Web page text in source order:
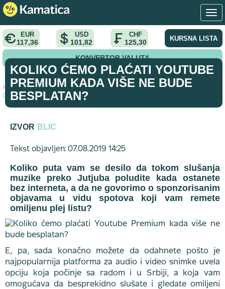
EUR
117,36
USD
101,82
CHF
125,30 KURSNA LISTA
KONVERTOR VALUTA
Početna > vest >
Koliko ćemo plaćati Youtube Premium kada više ne
bude besplatan?
KOLIKO ĆEMO PLAĆATI YOUTUBE
PREMIUM KADA VIŠE NE BUDE
BESPLATAN?
IZVOR BLIC
Tekst objavljen: 07.08.2019 14:25
Koliko puta vam se desilo da tokom slušanja
muzike preko Jutjuba poludite kada ostanete
bez interneta, a da ne govorimo o sponzorisanim
objavama u vidu spotova koji vam remete
omiljenu plej listu?
E, pa, sada konačno možete da odahnete pošto je
najpopularnija platforma za audio i video snimke uvela
opciju koja počinje sa radom i u Srbiji, a koja vam
omogućava da besprekidno slušate i gledate omiljeni